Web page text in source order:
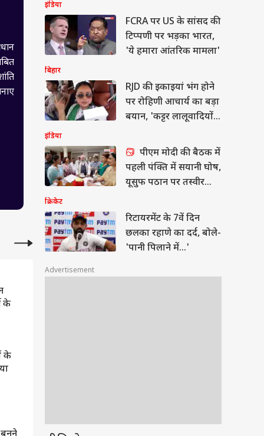
के
के
इंडिया
FCRA पर US के सांसद की
टिप्पणी पर भड़का भारत,
'ये हमारा आंतरिक मामला'
बिहार
RJD की इकाइयां भंग होने
पर रोहिणी आचार्य का बड़ा
बयान, 'कट्टर लालूवादियों
इंडिया
पीएम मोदी की बैठक में
पहली पंक्ति में सयानी घोष,
यूसुफ पठान पर तस्वीर
क्रिकेट
रिटायरमेंट के 7वें दिन
छलका रहाणे का दर्द, बोले-
'पानी पिलाने में...'
Advertisement